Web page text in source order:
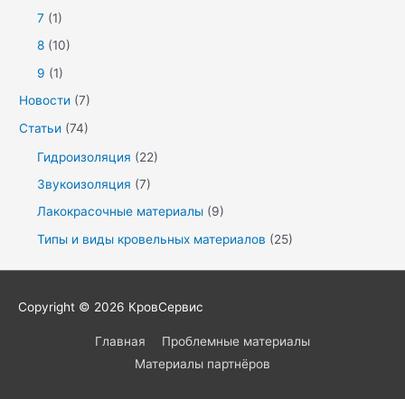
7 (1)
8 (10)
9 (1)
Новости (7)
Статьи (74)
Гидроизоляция (22)
Звукоизоляция (7)
Лакокрасочные материалы (9)
Типы и виды кровельных материалов (25)
Copyright © 2026 КровСервис
Главная
Проблемные материалы
Материалы партнёров